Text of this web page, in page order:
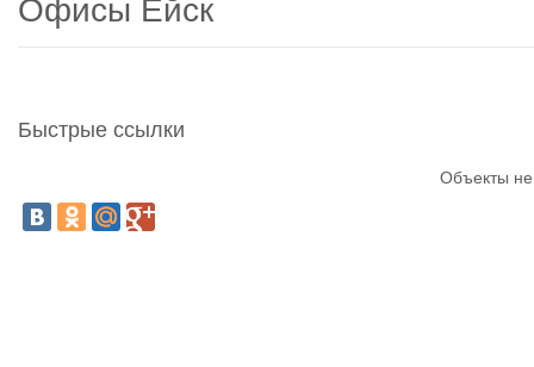
Офисы Ейск
Быстрые ссылки
Объекты